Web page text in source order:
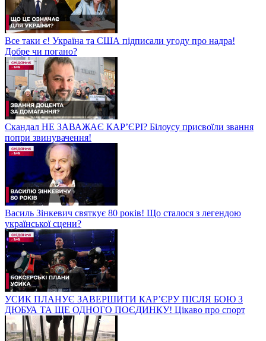
Все таки є! Україна та США підписали угоду про надра!
Добре чи погано?
Скандал НЕ ЗАВАЖАЄ КАР’ЄРІ? Білоусу присвоїли звання
попри звинувачення!
Василь Зінкевич святкує 80 років! Що сталося з легендою
української сцени?
УСИК ПЛАНУЄ ЗАВЕРШИТИ КАР’ЄРУ ПІСЛЯ БОЮ З
ДЮБУА ТА ЩЕ ОДНОГО ПОЄДИНКУ! Цікаво про спорт